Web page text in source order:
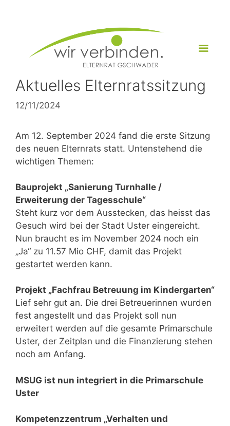
Aktuelles Elternratssitzung
12/11/2024
Am 12. September 2024 fand die erste Sitzung
des neuen Elternrats statt. Untenstehend die
wichtigen Themen:
Bauprojekt „Sanierung Turnhalle /
Erweiterung der Tagesschule“
Steht kurz vor dem Ausstecken, das heisst das
Gesuch wird bei der Stadt Uster eingereicht.
Nun braucht es im November 2024 noch ein
„Ja“ zu 11.57 Mio CHF, damit das Projekt
gestartet werden kann.
Projekt „Fachfrau Betreuung im Kindergarten“
Lief sehr gut an. Die drei Betreuerinnen wurden
fest angestellt und das Projekt soll nun
erweitert werden auf die gesamte Primarschule
Uster, der Zeitplan und die Finanzierung stehen
noch am Anfang.
MSUG ist nun integriert in die Primarschule
Uster
Kompetenzzentrum „Verhalten und